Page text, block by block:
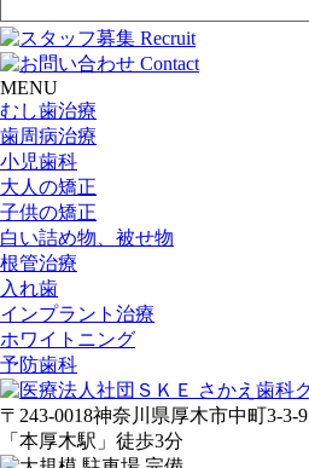
MENU
むし歯治療
歯周病治療
小児歯科
大人の矯正
子供の矯正
白い詰め物、被せ物
根管治療
入れ歯
インプラント治療
ホワイトニング
予防歯科
〒243-0018神奈川県厚木市中町3-3-9
「 本厚木駅 」 徒歩3分